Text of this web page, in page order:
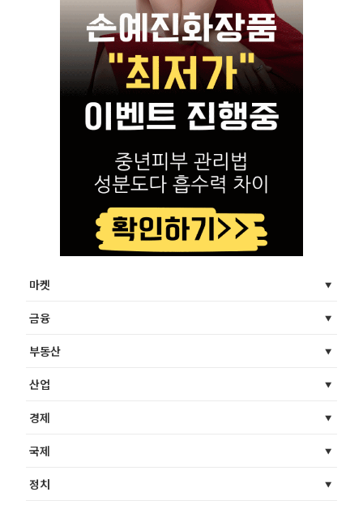
마켓
금융
부동산
산업
경제
국제
정치